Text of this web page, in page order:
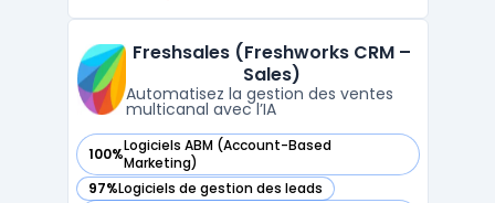
poste, en associant l’applicant tracking et la
gesti ...
Freshsales (Freshworks CRM –
Sales)
Automatisez la gestion des ventes
multicanal avec l’IA
100%Logiciels ABM (Account-Based
Marketing)
— voir Freshsales (Freshworks CRM – Sales) dans cette
97%Logiciels de gestion des leads
— voir Freshsales (Freshworks CRM – Sales) dans cette